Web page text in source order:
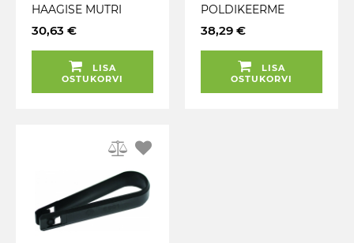
HAAGISE MUTRI
KATETE
60MM KS TOOLS
30,63 €
LISA
OSTUKORVI
POLDIKEERME
MÕÕTMISEKS
38,29 €
LISA
OSTUKORVI